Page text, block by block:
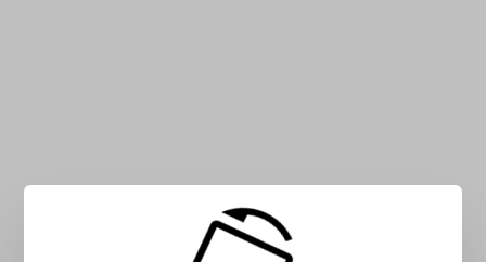
Įveskite Albanų kalba simbolių į laukelį: